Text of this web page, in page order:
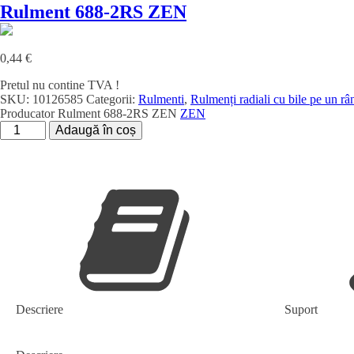
Rulment 688-2RS ZEN
0,44 €
Pretul nu contine TVA !
SKU: 10126585 Categorii: Rulmenti, Rulmenți radiali cu bile pe un
ProducatorRulment 688-2RS ZEN ZEN
Cantitate
Rulment
Adaugă în coș
Descriere Suport